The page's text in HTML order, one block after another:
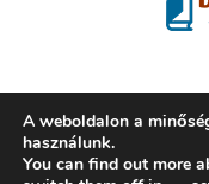
A weboldalon a
használunk.
You can find out more